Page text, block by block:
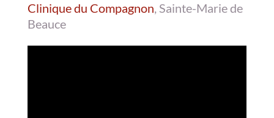
Clinique du Compagnon, Sainte-Marie de
Beauce